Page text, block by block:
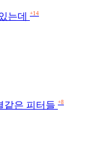
는데 +14
같은 피터들 +8